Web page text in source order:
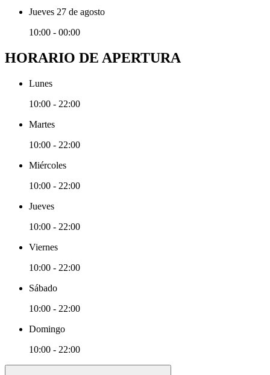
Jueves 27 de agosto
10:00 - 00:00
HORARIO DE APERTURA
Lunes
10:00 - 22:00
Martes
10:00 - 22:00
Miércoles
10:00 - 22:00
Jueves
10:00 - 22:00
Viernes
10:00 - 22:00
Sábado
10:00 - 22:00
Domingo
10:00 - 22:00